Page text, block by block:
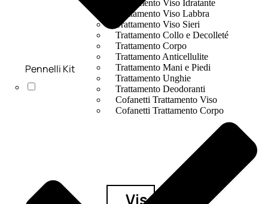
Trattamento Viso Idratante
Trattamento Viso Labbra
Trattamento Viso Sieri
Trattamento Collo e Decolleté
Trattamento Corpo
Trattamento Anticellulite
Trattamento Mani e Piedi
Trattamento Unghie
Trattamento Deodoranti
Cofanetti Trattamento Viso
Cofanetti Trattamento Corpo
Viso
Pennelli Kit